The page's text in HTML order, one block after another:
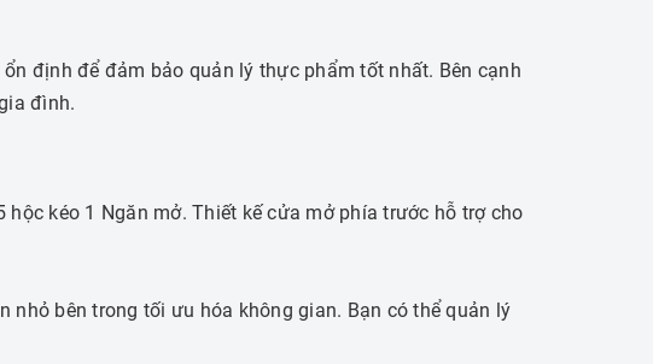
định để đảm bảo quản lý thực phẩm tốt nhất. Bên cạnh
đình.
hộc kéo 1 Ngăn mở. Thiết kế cửa mở phía trước hỗ trợ cho
nhỏ bên trong tối ưu hóa không gian. Bạn có thể quản lý